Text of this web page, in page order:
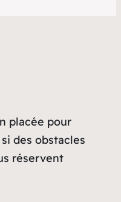
placée pour
des obstacles
réservent